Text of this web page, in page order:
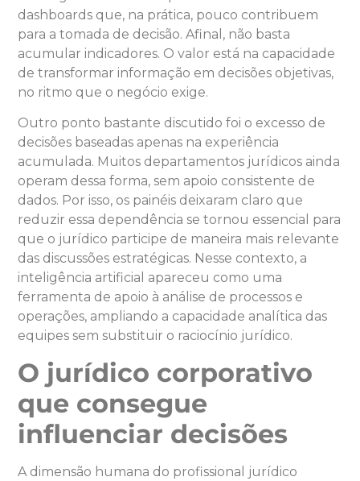
dashboards que, na prática, pouco contribuem
para a tomada de decisão. Afinal, não basta
acumular indicadores. O valor está na capacidade
de transformar informação em decisões objetivas,
no ritmo que o negócio exige.
Outro ponto bastante discutido foi o excesso de
decisões baseadas apenas na experiência
acumulada. Muitos departamentos jurídicos ainda
operam dessa forma, sem apoio consistente de
dados. Por isso, os painéis deixaram claro que
reduzir essa dependência se tornou essencial para
que o jurídico participe de maneira mais relevante
das discussões estratégicas. Nesse contexto, a
inteligência artificial apareceu como uma
ferramenta de apoio à análise de processos e
operações, ampliando a capacidade analítica das
equipes sem substituir o raciocínio jurídico.
O jurídico corporativo
que consegue
influenciar decisões
A dimensão humana do profissional jurídico